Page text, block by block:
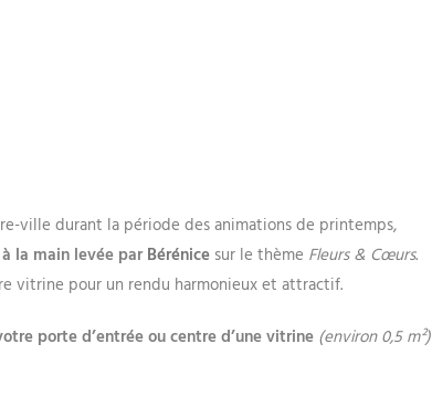
ville durant la période des animations de printemps,
à la main levée parBérénice sur le thème Fleurs & Cœurs.
vitrine pour un rendu harmonieux et attractif.
porte d’entrée ou centre d’une vitrine (environ 0,5 m²)